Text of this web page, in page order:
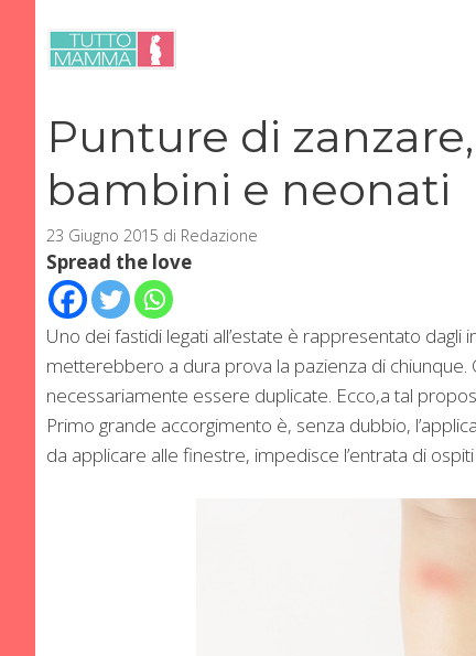
contenuto
Punture di
bambini e neonati
23 Giugno 2015 di Redazione
Spread the love
Uno dei fastidi legati all’estate è rappresentato dagli
metterebbero a dura prova la pazienza di chiunque.
necessariamente essere duplicate. Ecco,a tal
Primo grande accorgimento è, senza dubbio,
da applicare alle finestre, impedisce l’entrata di